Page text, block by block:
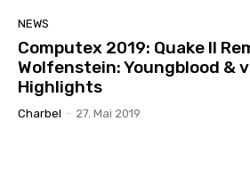
NEWS
Computex 2019: Quake II
Wolfenstein: Youngblood &
Highlights
Charbel - 27. Mai 2019